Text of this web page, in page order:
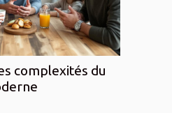
complexités du